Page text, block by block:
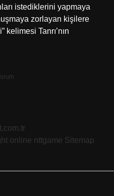
istediklerini yapmaya
zorlayan kişilere
kelimesi Tanrı’nın
online nttgame Sitemap